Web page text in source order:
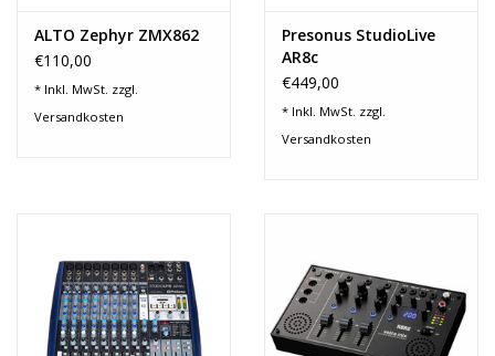
Star-Club Merch
Sound Equipment
Jobbörse
Marken
ALTO Zephyr ZMX862
€110,00
* Inkl. MwSt. zzgl.
Versandkosten
Presonus StudioLive
AR8c
€449,00
* Inkl. MwSt. zzgl.
Versandkosten